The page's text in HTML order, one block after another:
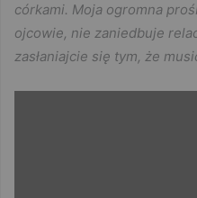
córkami. Moja ogromna
ojcowie, nie zaniedbuje
zasłaniajcie się tym, że